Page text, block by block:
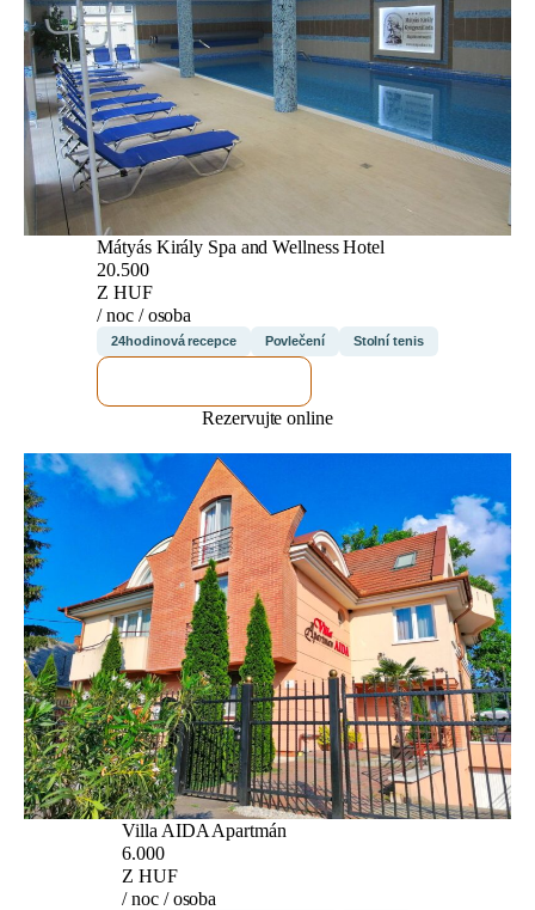
Mátyás Király Spa and Wellness Hotel
20.500
Z HUF
/ noc / osoba
24hodinová recepce Povlečení Stolní tenis
Rezervujte online
Villa AIDA Apartmán
6.000
Z HUF
/ noc / osoba